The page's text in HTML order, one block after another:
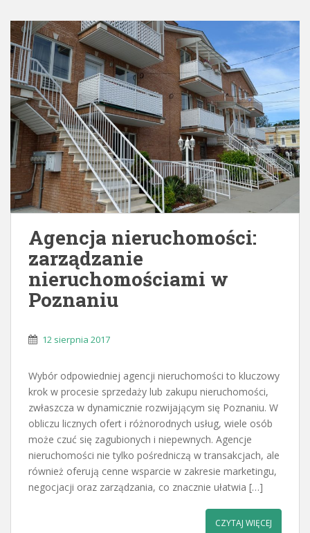
Agencja nieruchomości:
zarządzanie
nieruchomościami w
Poznaniu
12 sierpnia 2017
Wybór odpowiedniej agencji nieruchomości to kluczowy
krok w procesie sprzedaży lub zakupu nieruchomości,
zwłaszcza w dynamicznie rozwijającym się Poznaniu. W
obliczu licznych ofert i różnorodnych usług, wiele osób
może czuć się zagubionych i niepewnych. Agencje
nieruchomości nie tylko pośredniczą w transakcjach, ale
również oferują cenne wsparcie w zakresie marketingu,
negocjacji oraz zarządzania, co znacznie ułatwia […]
CZYTAJ WIĘCEJ